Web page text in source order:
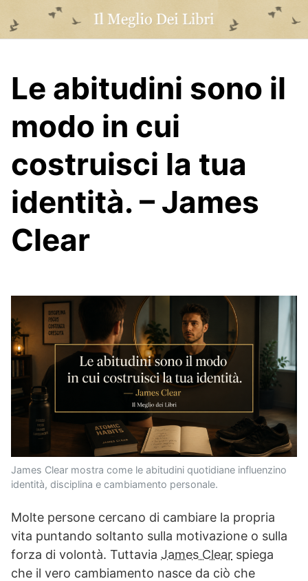
content
Le abitudini sono il
modo in cui
costruisci la tua
identità. – James
Clear
James Clear mostra come le abitudini quotidiane influenzino
identità, disciplina e cambiamento personale.
Molte persone cercano di cambiare la propria
vita puntando soltanto sulla motivazione o sulla
forza di volontà. Tuttavia James Clear spiega
che il vero cambiamento nasce da ciò che